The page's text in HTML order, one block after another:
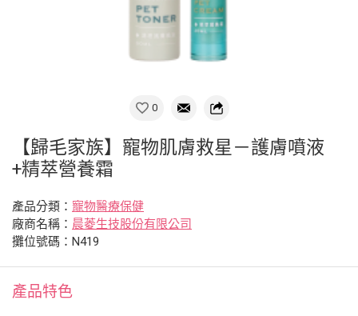
0
【歸毛家族】寵物肌膚救星－護膚噴液
+精萃營養霜
產品分類： 寵物醫療保健
廠商名稱： 晨菱生技股份有限公司
攤位號碼：N419
產品特色